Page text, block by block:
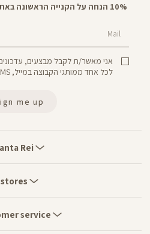
Rei
Panta Rei
stores
customer service
10% הנחה על הקנייה הראשונה באתר בהרשמה לניוזלטר שלנו
Mail
אני מאשר/ת לקבל מבצעים,
לכל אחד ממותגי הקבוצה במייל, SMS ושאר ערוצי המדיה.
me up